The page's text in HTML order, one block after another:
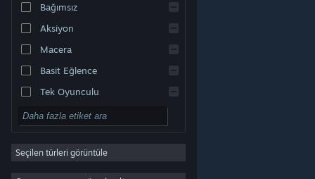
© Valve Corporation. Tüm hakları saklıdır. Tüm ticari
markalar, ABD ve diğer ülkelerde ilgili sahiplerinin
mülkiyetindedir.Gizlilik Politikası|Yasal Bilgi|
Erişilebilirlik|Steam Abonelik Sözleşmesi
Çerezler
Kastilya İspanyolcası
Latin Amerika İspanyolcası
Bağımsız
Aksiyon
Macera
Basit Eğlence
Tek Oyunculu
Simülasyon
RYO
Strateji
2D
Seçilen türleri görüntüle